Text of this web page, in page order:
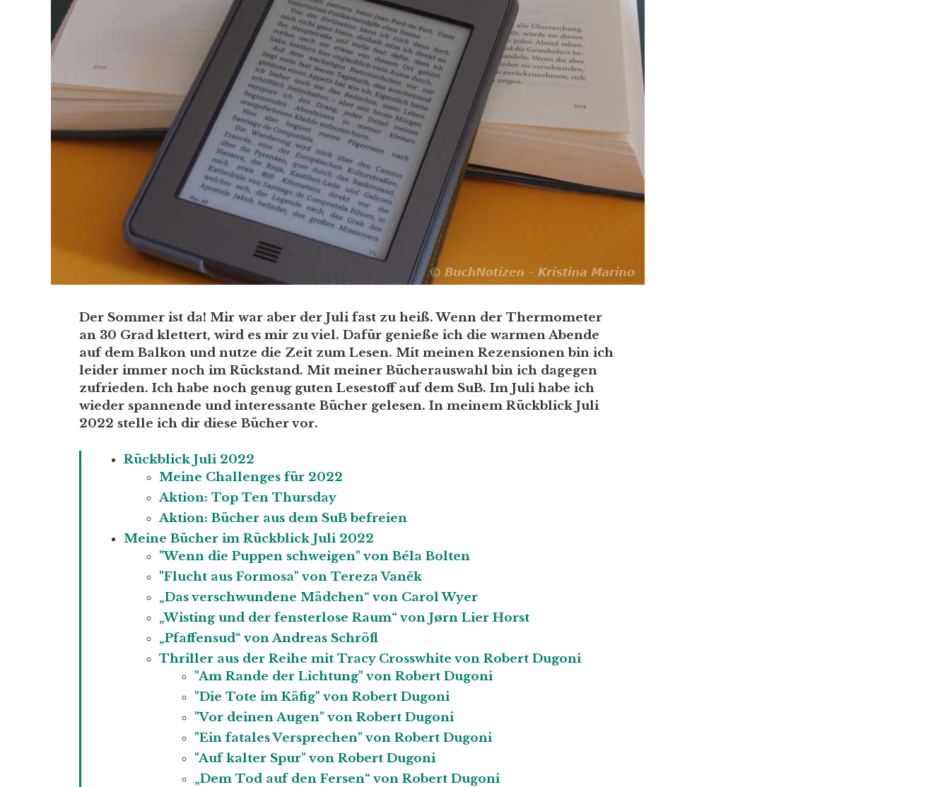
Der Sommer ist da! Mir war aber der Juli fast zu heiß. Wenn der Thermometer
an 30 Grad klettert, wird es mir zu viel. Dafür genieße ich die warmen Abende
auf dem Balkon und nutze die Zeit zum Lesen. Mit meinen Rezensionen bin ich
leider immer noch im Rückstand. Mit meiner Bücherauswahl bin ich dagegen
zufrieden. Ich habe noch genug guten Lesestoff auf dem SuB. Im Juli habe ich
wieder spannende und interessante Bücher gelesen. In meinem Rückblick Juli
2022 stelle ich dir diese Bücher vor.
Rückblick Juli 2022
Meine Challenges für 2022
Aktion: Top Ten Thursday
Aktion: Bücher aus dem SuB befreien
Meine Bücher im Rückblick Juli 2022
"Wenn die Puppen schweigen" von Béla Bolten
"Flucht aus Formosa" von Tereza Vaněk
„Das verschwundene Mädchen“ von Carol Wyer
„Wisting und der fensterlose Raum“ von Jørn Lier Horst
„Pfaffensud“ von Andreas Schröfl
Thriller aus der Reihe mit Tracy Crosswhite von Robert Dugoni
"Am Rande der Lichtung" von Robert Dugoni
"Die Tote im Käfig" von Robert Dugoni
"Vor deinen Augen" von Robert Dugoni
"Ein fatales Versprechen" von Robert Dugoni
"Auf kalter Spur" von Robert Dugoni
„Dem Tod auf den Fersen“ von Robert Dugoni